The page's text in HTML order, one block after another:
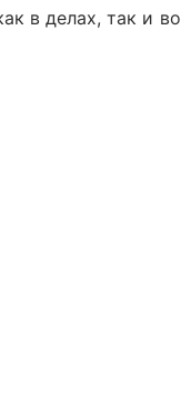
в делах, так и